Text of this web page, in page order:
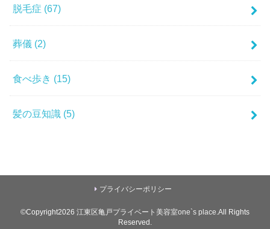
脱毛症 (67)
葬儀 (2)
食べ歩き (15)
髪の豆知識 (5)
プライバシーポリシー
©Copyright2026 江東区亀戸プライベート美容室one`s place .All Rights
Reserved.